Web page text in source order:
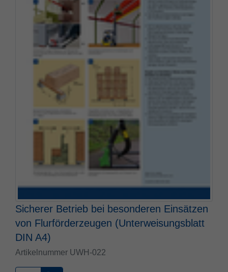
Sicherer Betrieb bei besonderen Einsätzen
von Flurförderzeugen (Unterweisungsblatt
DIN A4)
Artikelnummer UWH-022